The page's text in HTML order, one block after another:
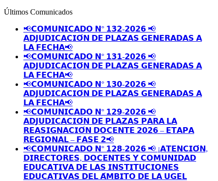
Últimos Comunicados
📢𝗖𝗢𝗠𝗨𝗡𝗜𝗖𝗔𝗗𝗢 𝗡° 𝟭𝟯𝟮-𝟮𝟬𝟮𝟲 📢
𝗔𝗗𝗝𝗨𝗗𝗜𝗖𝗔𝗖𝗜𝗢́𝗡 𝗗𝗘 𝗣𝗟𝗔𝗭𝗔𝗦 𝗚𝗘𝗡𝗘𝗥𝗔𝗗𝗔𝗦 𝗔
𝗟𝗔 𝗙𝗘𝗖𝗛𝗔📢
📢𝗖𝗢𝗠𝗨𝗡𝗜𝗖𝗔𝗗𝗢 𝗡° 𝟭𝟯𝟭-𝟮𝟬𝟮𝟲 📢
𝗔𝗗𝗝𝗨𝗗𝗜𝗖𝗔𝗖𝗜𝗢́𝗡 𝗗𝗘 𝗣𝗟𝗔𝗭𝗔𝗦 𝗚𝗘𝗡𝗘𝗥𝗔𝗗𝗔𝗦 𝗔
𝗟𝗔 𝗙𝗘𝗖𝗛𝗔📢
📢𝗖𝗢𝗠𝗨𝗡𝗜𝗖𝗔𝗗𝗢 𝗡° 𝟭𝟯𝟬-𝟮𝟬𝟮𝟲 📢
𝗔𝗗𝗝𝗨𝗗𝗜𝗖𝗔𝗖𝗜𝗢́𝗡 𝗗𝗘 𝗣𝗟𝗔𝗭𝗔𝗦 𝗚𝗘𝗡𝗘𝗥𝗔𝗗𝗔𝗦 𝗔
𝗟𝗔 𝗙𝗘𝗖𝗛𝗔📢
📢𝗖𝗢𝗠𝗨𝗡𝗜𝗖𝗔𝗗𝗢 𝗡° 𝟭𝟮𝟵-𝟮𝟬𝟮𝟲 📢
𝗔𝗗𝗝𝗨𝗗𝗜𝗖𝗔𝗖𝗜𝗢́𝗡 𝗗𝗘 𝗣𝗟𝗔𝗭𝗔𝗦 𝗣𝗔𝗥𝗔 𝗟𝗔
𝗥𝗘𝗔𝗦𝗜𝗚𝗡𝗔𝗖𝗜𝗢́𝗡 𝗗𝗢𝗖𝗘𝗡𝗧𝗘 𝟮𝟬𝟮𝟲 – 𝗘𝗧𝗔𝗣𝗔
𝗥𝗘𝗚𝗜𝗢𝗡𝗔𝗟 – 𝗙𝗔𝗦𝗘 𝟮📢
📢𝗖𝗢𝗠𝗨𝗡𝗜𝗖𝗔𝗗𝗢 𝗡° 𝟭𝟮𝟴-𝟮𝟬𝟮𝟲 📢 ¡𝗔𝗧𝗘𝗡𝗖𝗜𝗢́𝗡,
𝗗𝗜𝗥𝗘𝗖𝗧𝗢𝗥𝗘𝗦, 𝗗𝗢𝗖𝗘𝗡𝗧𝗘𝗦 𝗬 𝗖𝗢𝗠𝗨𝗡𝗜𝗗𝗔𝗗
𝗘𝗗𝗨𝗖𝗔𝗧𝗜𝗩𝗔 𝗗𝗘 𝗟𝗔𝗦 𝗜𝗡𝗦𝗧𝗜𝗧𝗨𝗖𝗜𝗢𝗡𝗘𝗦
𝗘𝗗𝗨𝗖𝗔𝗧𝗜𝗩𝗔𝗦 𝗗𝗘𝗟 𝗔́𝗠𝗕𝗜𝗧𝗢 𝗗𝗘 𝗟𝗔 𝗨𝗚𝗘𝗟